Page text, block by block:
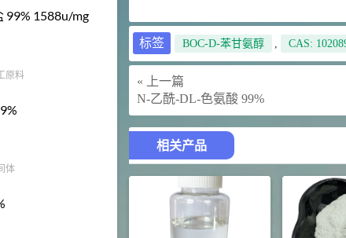
标签 BOC-D-苯甘氨醇 , CAS:
« 上一篇
N-乙酰-DL-色氨酸 99%
相关产品
99% 1588u/mg
原料
体
98.5%
浏览量 - 1.72w
抗氧剂BHT 99.5%
浏览量 - 1.64w
8 D-异抗坏血酸钠 98%
浏览量 - 1.55w